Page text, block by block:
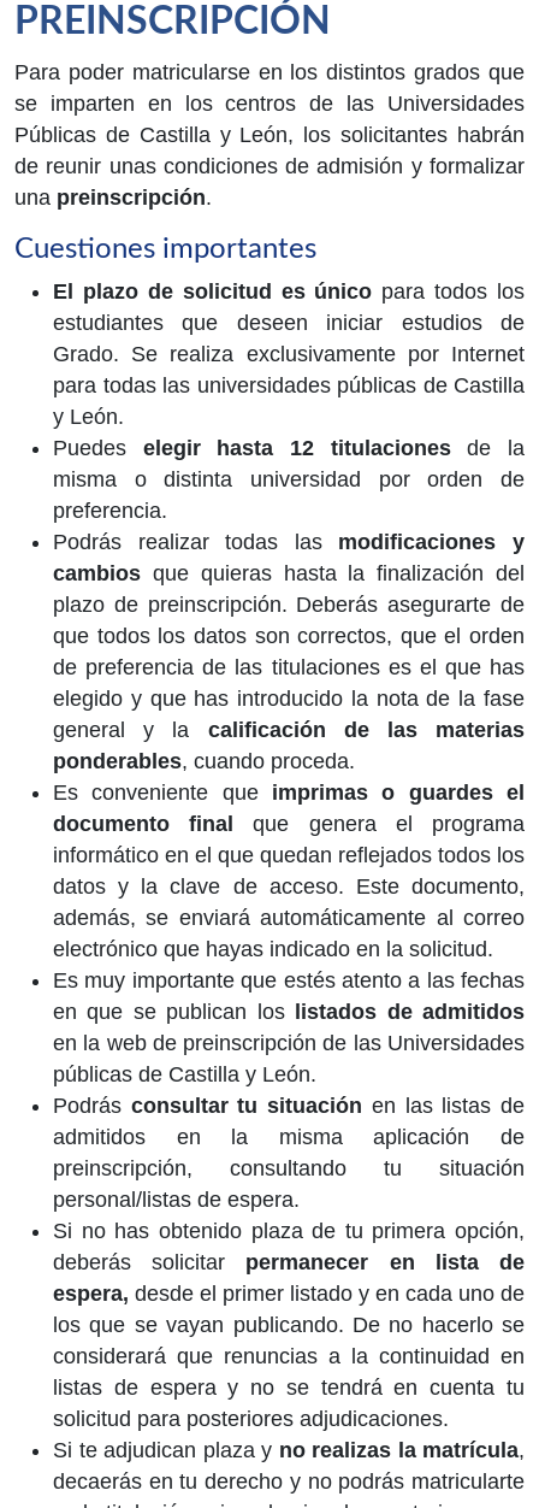
PREINSCRIPCIÓN
Para poder matricularse en los distintos grados que
se imparten en los centros de las Universidades
Públicas de Castilla y León, los solicitantes habrán
de reunir unas condiciones de admisión y formalizar
una preinscripción.
Cuestiones importantes
El plazo de solicitud es único para todos los
estudiantes que deseen iniciar estudios de
Grado. Se realiza exclusivamente por Internet
para todas las universidades públicas de Castilla
y León.
Puedes elegir hasta 12 titulacionesde la
misma o distinta universidad por orden de
preferencia.
Podrás realizar todas las modificaciones y
cambios que quieras hasta la finalización del
plazo de preinscripción. Deberás asegurarte de
que todos los datos son correctos, que el orden
de preferencia de las titulaciones es el que has
elegido y que has introducido la nota de la fase
general y la calificación de las materias
ponderables, cuando proceda.
Es conveniente que imprimas o guardes el
documento finalque genera el programa
informático en el que quedan reflejados todos los
datos y la clave de acceso. Este documento,
además, se enviará automáticamente al correo
electrónico que hayas indicado en la solicitud.
Es muy importante que estés atento a las fechas
en que se publican los listados de admitidos
en la web de preinscripción de las Universidades
públicas de Castilla y León.
Podrás consultar tu situación en las listas de
admitidos en la misma aplicación de
preinscripción, consultando tu situación
personal/listas de espera.
Si no has obtenido plaza de tu primera opción,
deberás solicitar permanecer en lista de
espera, desde el primer listado y en cada uno de
los que se vayan publicando. De no hacerlo se
considerará que renuncias a la continuidad en
listas de espera y no se tendrá en cuenta tu
solicitud para posteriores adjudicaciones.
Si te adjudican plaza y no realizas la matrícula,
decaerás en tu derecho y no podrás matricularte